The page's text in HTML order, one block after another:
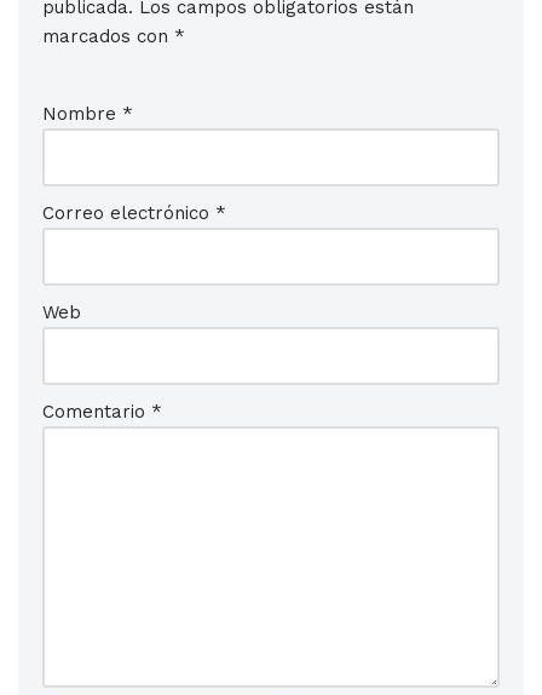
publicada. Los campos obligatorios están
marcados con *
Nombre *
Correo electrónico *
Web
Comentario *